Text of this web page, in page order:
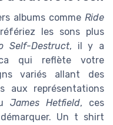
albums comme Ride
les sons plus
Self-Destruct, il y a
qui reflète votre
variés allant des
aux représentations
James Hetfield, ces
Un t shirt